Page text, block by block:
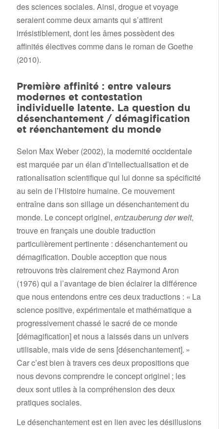
des sciences sociales. Ainsi, drogue et voyage
seraient comme deux amants qui s’attirent
irrésistiblement, dont les âmes possèdent des
affinités électives comme dans le roman de Goethe
(2010).
Première affinité : entre valeurs
modernes et contestation
individuelle latente. La question du
désenchantement / démagification
et réenchantement du monde
Selon Max Weber (2002), la modernité occidentale
est marquée par un élan d’intellectualisation et de
rationalisation scientifique qui lui donne sa spécificité
au sein de l’Histoire humaine. Ce mouvement
entraîne dans son sillage un désenchantement du
monde. Le concept originel, entzauberung der welt,
trouve en français une double traduction
particulièrement pertinente : désenchantement ou
démagification. Double acception que nous
retrouvons très clairement chez Raymond Aron
(1976) qui a l’avantage de bien éclairer la différence
que nous entendons entre ces deux traductions : « La
science positive, expérimentale et mathématique a
progressivement chassé le sacré de ce monde
[démagification] et nous a laissés dans un univers
utilisable, mais vide de sens [désenchantement]. »
Car c’est bien à travers ces deux propositions que
nous devons comprendre le concept originel ; les
deux sont utiles à la compréhension des deux
pratiques sociales.
Le désenchantement est en lien avec les désillusions